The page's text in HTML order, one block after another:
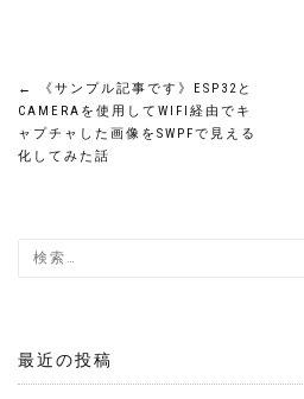
投
稿
ビ
ー
←
《サンプル記事です》ESP32と
CAMERAを使用してWIFI経由でキ
ャプチャした画像をSWPFで見える
化してみた話
最近の投稿